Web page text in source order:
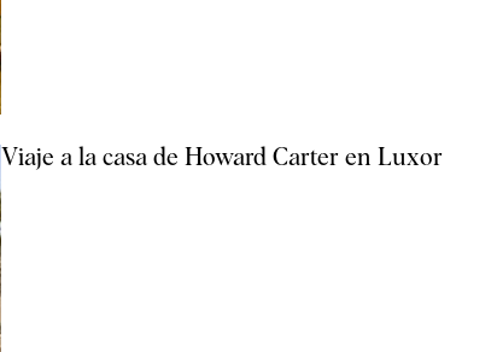
Viaje a la casa de Howard Carter en Luxor